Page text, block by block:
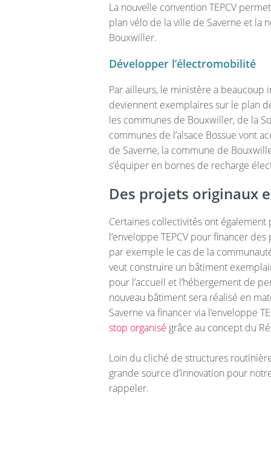
La nouvelle convention TEPCV
plan vélo de la ville de Saverne et la
Bouxwiller.
Développer l’électromobilité
Par ailleurs, le ministère a
deviennent exemplaires sur le plan
les communes de Bouxwiller, de la
communes de l’alsace Bossue vont
de Saverne, la commune de
s’équiper en bornes de recharge
Des projets originaux
Certaines collectivités ont
l’enveloppe TEPCV pour financer
par exemple le cas de la
veut construire un bâtiment
pour l’accueil et l’hébergement de
nouveau bâtiment sera réalisé en
Saverne va financer via l’enveloppe
stop organisé grâce au concept du
Loin du cliché de structures
grande source d’innovation pour
rappeler.